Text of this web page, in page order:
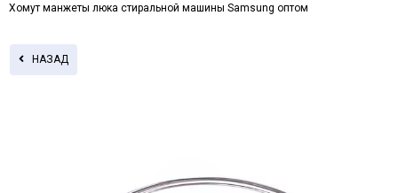
Хомут манжеты люка стиральной машины Samsung оптом
НАЗАД